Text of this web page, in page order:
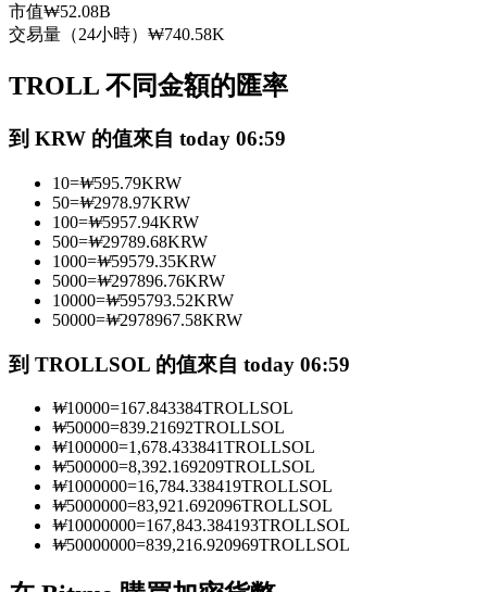
跟單
與頂尖交易專家同行
成為跟單交易員
市值₩52.08B
交易量（24小時） ₩740.58K
TROLL 不同金額的匯率
到 KRW 的值來自 today 06:59
10=₩595.79KRW
50=₩2978.97KRW
100=₩5957.94KRW
500=₩29789.68KRW
1000=₩59579.35KRW
5000=₩297896.76KRW
10000=₩595793.52KRW
50000=₩2978967.58KRW
到 TROLLSOL 的值來自 today 06:59
₩10000=167.843384TROLLSOL
₩50000=839.21692TROLLSOL
₩100000=1,678.433841TROLLSOL
₩500000=8,392.169209TROLLSOL
₩1000000=16,784.338419TROLLSOL
₩5000000=83,921.692096TROLLSOL
₩10000000=167,843.384193TROLLSOL
₩50000000=839,216.920969TROLLSOL